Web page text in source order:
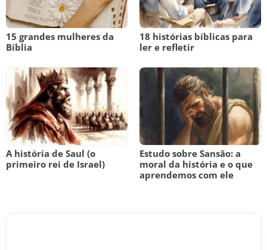
15 grandes mulheres da
Bíblia
18 histórias bíblicas para
ler e refletir
A história de Saul (o
primeiro rei de Israel)
Estudo sobre Sansão: a
moral da história e o que
aprendemos com ele